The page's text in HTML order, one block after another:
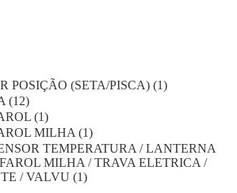
POSIÇÃO (SETA/PISCA) (1)
(12)
(1)
MILHA (1)
TEMPERATURA / LANTERNA
MILHA / TRAVA ELETRICA /
/ VALVU (1)